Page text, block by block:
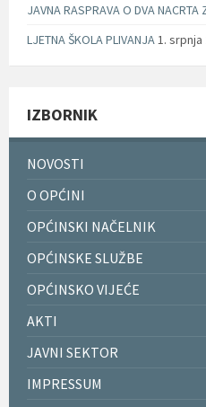
JAVNA RASPRAVA O DVA NACRTA
LJETNA ŠKOLA PLIVANJA1. srpnja
IZBORNIK
NOVOSTI
O OPĆINI
OPĆINSKI NAČELNIK
OPĆINSKE SLUŽBE
OPĆINSKO VIJEĆE
AKTI
JAVNI SEKTOR
IMPRESSUM